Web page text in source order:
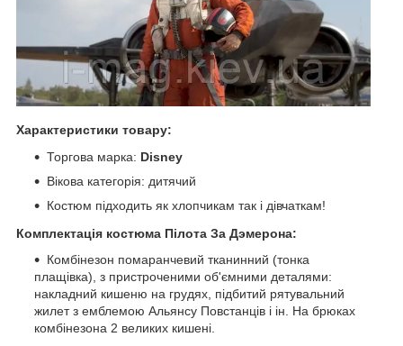
Характеристики товару:
Торгова марка: Disney
Вікова категорія: дитячий
Костюм підходить як хлопчикам так і дівчаткам!
Комплектація костюма Пілота За Дэмерона:
Комбінезон помаранчевий тканинний (тонка
плащівка), з пристроченими об'ємними деталями:
накладний кишеню на грудях, підбитий рятувальний
жилет з емблемою Альянсу Повстанців і ін. На брюках
комбінезона 2 великих кишені.